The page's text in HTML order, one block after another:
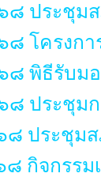
๘ ประชุม
๘ โครงก
๘ พิธีรับม
๘ ประชุม
๘ ประชุม
กิจกรรม